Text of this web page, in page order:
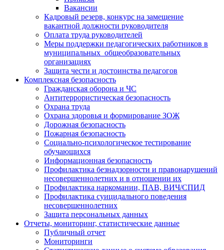
Вакансии
Кадровый резерв, конкурс на замещение
вакантной должности руководителя
Оплата труда руководителей
Меры поддержки педагогических работников в
муниципальных общеобразовательных
организациях
Защита чести и достоинства педагогов
Комплексная безопасность
Гражданская оборона и ЧС
Антитеррористическая безопасность
Охрана труда
Охрана здоровья и формирование ЗОЖ
Дорожная безопасность
Пожарная безопасность
Социально-психологическое тестирование
обучающихся
Информационная безопасность
Профилактика безнадзорности и правонарушений
несовершеннолетних и в отношении их
Профилактика наркомании, ПАВ, ВИЧ/СПИД
Профилактика суицидального поведения
несовершеннолетних
Защита персональных данных
Отчеты, мониторинг, статистические данные
Публичный отчет
Мониторинги